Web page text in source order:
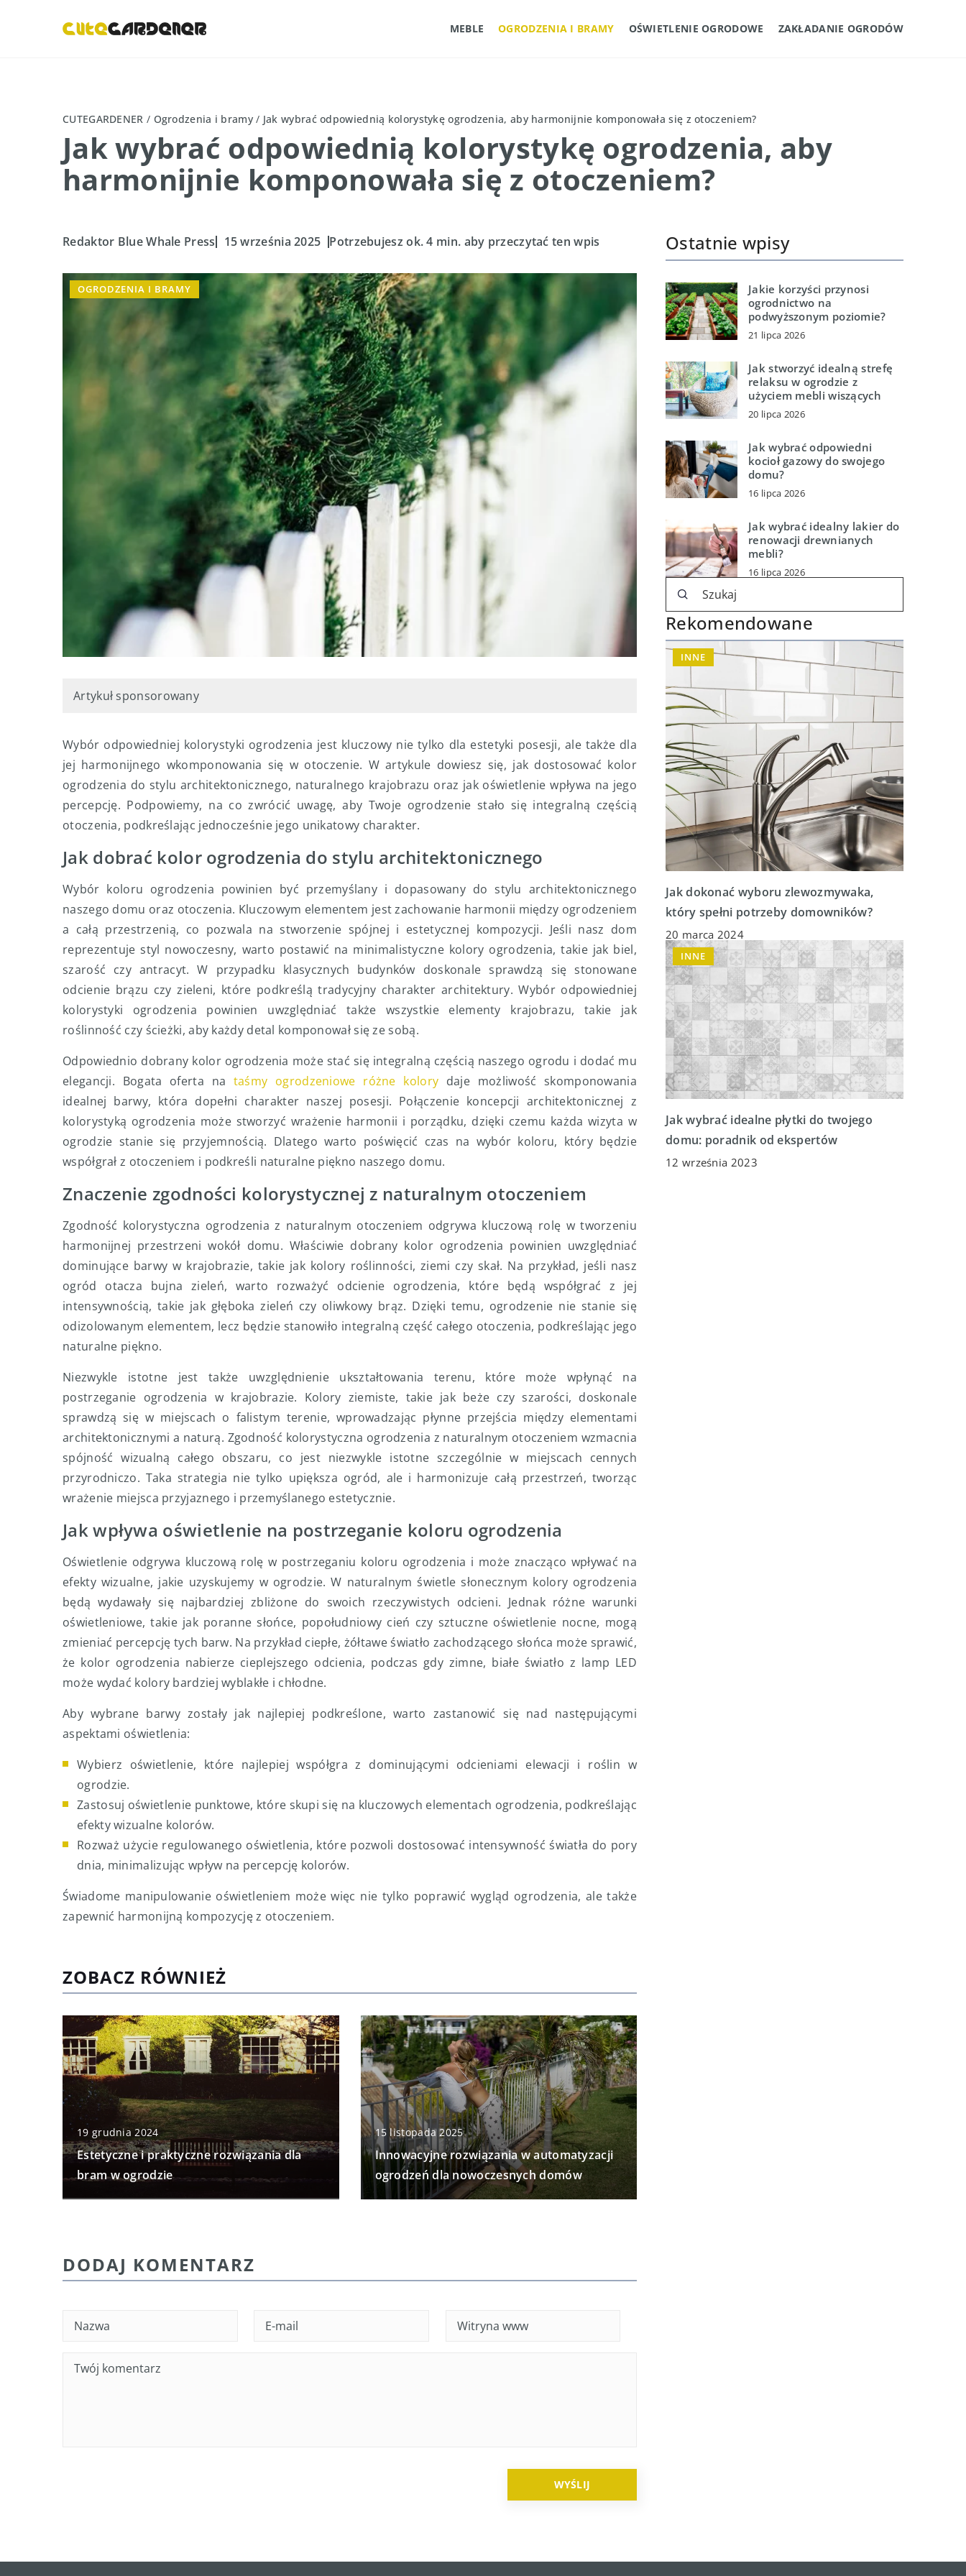
MEBLE OGRODZENIA I BRAMY OŚWIETLENIE OGRODOWE ZAKŁADANIE OGRODÓW
CUTEGARDENER / Ogrodzenia i bramy/ Jak wybrać odpowiednią kolorystykę ogrodzenia, aby harmonijnie komponowała się z otoczeniem?
Jak wybrać odpowiednią kolorystykę ogrodzenia, aby
harmonijnie komponowała się z otoczeniem?
Redaktor Blue Whale Press 15 września 2025 Potrzebujesz ok. 4 min. aby przeczytać ten wpis
OGRODZENIA I BRAMY
Artykuł sponsorowany
Wybór odpowiedniej kolorystyki ogrodzenia jest kluczowy nie tylko dla estetyki posesji, ale także dla
jej harmonijnego wkomponowania się w otoczenie. W artykule dowiesz się, jak dostosować kolor
ogrodzenia do stylu architektonicznego, naturalnego krajobrazu oraz jak oświetlenie wpływa na jego
percepcję. Podpowiemy, na co zwrócić uwagę, aby Twoje ogrodzenie stało się integralną częścią
otoczenia, podkreślając jednocześnie jego unikatowy charakter.
Jak dobrać kolor ogrodzenia do stylu architektonicznego
Wybór koloru ogrodzenia powinien być przemyślany i dopasowany do stylu architektonicznego
naszego domu oraz otoczenia. Kluczowym elementem jest zachowanie harmonii między ogrodzeniem
a całą przestrzenią, co pozwala na stworzenie spójnej i estetycznej kompozycji. Jeśli nasz dom
reprezentuje styl nowoczesny, warto postawić na minimalistyczne kolory ogrodzenia, takie jak biel,
szarość czy antracyt. W przypadku klasycznych budynków doskonale sprawdzą się stonowane
odcienie brązu czy zieleni, które podkreślą tradycyjny charakter architektury. Wybór odpowiedniej
kolorystyki ogrodzenia powinien uwzględniać także wszystkie elementy krajobrazu, takie jak
roślinność czy ścieżki, aby każdy detal komponował się ze sobą.
Odpowiednio dobrany kolor ogrodzenia może stać się integralną częścią naszego ogrodu i dodać mu
elegancji. Bogata oferta na taśmy ogrodzeniowe różne kolory daje możliwość skomponowania
idealnej barwy, która dopełni charakter naszej posesji. Połączenie koncepcji architektonicznej z
kolorystyką ogrodzenia może stworzyć wrażenie harmonii i porządku, dzięki czemu każda wizyta w
ogrodzie stanie się przyjemnością. Dlatego warto poświęcić czas na wybór koloru, który będzie
współgrał z otoczeniem i podkreśli naturalne piękno naszego domu.
Znaczenie zgodności kolorystycznej z naturalnym otoczeniem
Zgodność kolorystyczna ogrodzenia z naturalnym otoczeniem odgrywa kluczową rolę w tworzeniu
harmonijnej przestrzeni wokół domu. Właściwie dobrany kolor ogrodzenia powinien uwzględniać
dominujące barwy w krajobrazie, takie jak kolory roślinności, ziemi czy skał. Na przykład, jeśli nasz
ogród otacza bujna zieleń, warto rozważyć odcienie ogrodzenia, które będą współgrać z jej
intensywnością, takie jak głęboka zieleń czy oliwkowy brąz. Dzięki temu, ogrodzenie nie stanie się
odizolowanym elementem, lecz będzie stanowiło integralną część całego otoczenia, podkreślając jego
naturalne piękno.
Niezwykle istotne jest także uwzględnienie ukształtowania terenu, które może wpłynąć na
postrzeganie ogrodzenia w krajobrazie. Kolory ziemiste, takie jak beże czy szarości, doskonale
sprawdzą się w miejscach o falistym terenie, wprowadzając płynne przejścia między elementami
architektonicznymi a naturą. Zgodność kolorystyczna ogrodzenia z naturalnym otoczeniem wzmacnia
spójność wizualną całego obszaru, co jest niezwykle istotne szczególnie w miejscach cennych
przyrodniczo. Taka strategia nie tylko upiększa ogród, ale i harmonizuje całą przestrzeń, tworząc
wrażenie miejsca przyjaznego i przemyślanego estetycznie.
Jak wpływa oświetlenie na postrzeganie koloru ogrodzenia
Oświetlenie odgrywa kluczową rolę w postrzeganiu koloru ogrodzenia i może znacząco wpływać na
efekty wizualne, jakie uzyskujemy w ogrodzie. W naturalnym świetle słonecznym kolory ogrodzenia
będą wydawały się najbardziej zbliżone do swoich rzeczywistych odcieni. Jednak różne warunki
oświetleniowe, takie jak poranne słońce, popołudniowy cień czy sztuczne oświetlenie nocne, mogą
zmieniać percepcję tych barw. Na przykład ciepłe, żółtawe światło zachodzącego słońca może sprawić,
że kolor ogrodzenia nabierze cieplejszego odcienia, podczas gdy zimne, białe światło z lamp LED
może wydać kolory bardziej wyblakłe i chłodne.
Aby wybrane barwy zostały jak najlepiej podkreślone, warto zastanowić się nad następującymi
aspektami oświetlenia:
Wybierz oświetlenie, które najlepiej współgra z dominującymi odcieniami elewacji i roślin w
ogrodzie.
Zastosuj oświetlenie punktowe, które skupi się na kluczowych elementach ogrodzenia, podkreślając
efekty wizualne kolorów.
Rozważ użycie regulowanego oświetlenia, które pozwoli dostosować intensywność światła do pory
dnia, minimalizując wpływ na percepcję kolorów.
Świadome manipulowanie oświetleniem może więc nie tylko poprawić wygląd ogrodzenia, ale także
zapewnić harmonijną kompozycję z otoczeniem.
ZOBACZ RÓWNIEŻ
19 grudnia 2024
Estetyczne i praktyczne rozwiązania dla
bram w ogrodzie
15 listopada 2025
Innowacyjne rozwiązania w automatyzacji
ogrodzeń dla nowoczesnych domów
Ostatnie wpisy
Jakie korzyści przynosi
ogrodnictwo na
podwyższonym poziomie?
21 lipca 2026
Jak stworzyć idealną strefę
relaksu w ogrodzie z
użyciem mebli wiszących
20 lipca 2026
Jak wybrać odpowiedni
kocioł gazowy do swojego
domu?
16 lipca 2026
Jak wybrać idealny lakier do
renowacji drewnianych
mebli?
16 lipca 2026
Rekomendowane
INNE
Jak dokonać wyboru zlewozmywaka,
który spełni potrzeby domowników?
20 marca 2024
INNE
Jak wybrać idealne płytki do twojego
domu: poradnik od ekspertów
12 września 2023
DODAJ KOMENTARZ